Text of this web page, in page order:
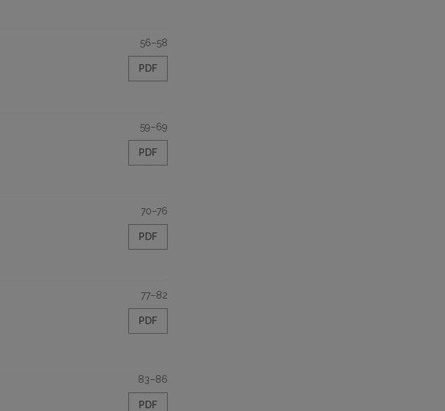
56–58
PDF
59–69
PDF
70–76
PDF
77–82
PDF
83–86
PDF